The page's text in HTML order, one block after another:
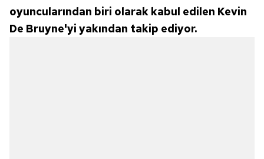
oyuncularından biri olarak kabul edilen Kevin
De Bruyne'yi yakından takip ediyor.